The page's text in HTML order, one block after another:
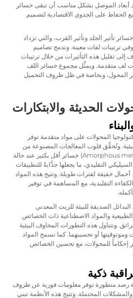
أبعاد الموصل بشكل مناسب أن تبقى خسائر
الحفاظ على الجدوى الاقتصادية لتصميم
تأثير الجلد وتأثير القرب، والتي تزداد
وفي ترتيبات لفات معينة. وتدمج تصاميم
إلى تقليل هذه التأثيرات من خلال ترتيبات
لف متقدمة. ويمثِّل مجموع خسائر اللف
المحول، وبخاصة في ظل ظروف التحميل
الحديثة والابتكارات
المحولات على مواد متقدمة توفر
وتُحقِّق قلوب المعالجات المصنوعة من
المعادن الزجاجية (Amorphous metal cores) خسائر أقل بكثير عند حالة
التقليدي، ما يجعلها جذَّابةً للتطبيقات
خفيفة لفترات طويلة. وتتيح هذه المواد
التقليدية، مع المساهمة في توفير
الصديقة للبيئة للزيت المعدني
والمواد الاصطناعية ذات الخصائص
وتتناول هذه التطورات المخاوف البيئية
أو تحسينهما. كما تسمح المواد
إحكاماً للمحولات، مع تحسين الخصائص
ذكية
رصد متطورة توفر معلومات فورية عن ظروف
المحتملة. وتتيح هذه الأنظمة تبني